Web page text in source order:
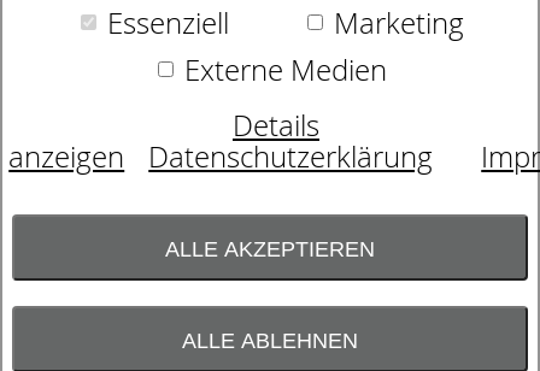
Essenziell
Marketing
Externe Medien
Details
anzeigen
Datenschutzerklärung
ALLE AKZEPTIEREN
ALLE ABLEHNEN